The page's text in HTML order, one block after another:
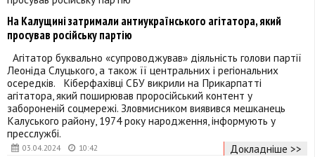
03.04.2024 10:42
На Калущині затримали антиукраїнського агітатора, який
просував російську партію
Агітатор буквально «супроводжував» діяльність голови партії
Леоніда Слуцького, а також її центральних і регіональних
осередків. Кіберфахівці СБУ викрили на Прикарпатті
агітатора, який поширював проросійський контент у
забороненій соцмережі. Зловмисником виявився мешканець
Калуського району, 1974 року народження, інформують у
пресслужбі.
Докладніше >>